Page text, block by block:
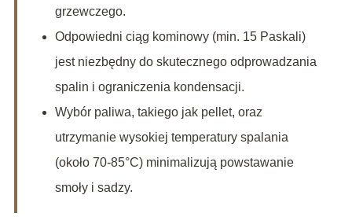
grzewczego.
Odpowiedni ciąg kominowy (min. 15 Paskali)
jest niezbędny do skutecznego odprowadzania
spalin i ograniczenia kondensacji.
Wybór paliwa, takiego jak pellet, oraz
utrzymanie wysokiej temperatury spalania
(około 70-85°C) minimalizują powstawanie
smoły i sadzy.